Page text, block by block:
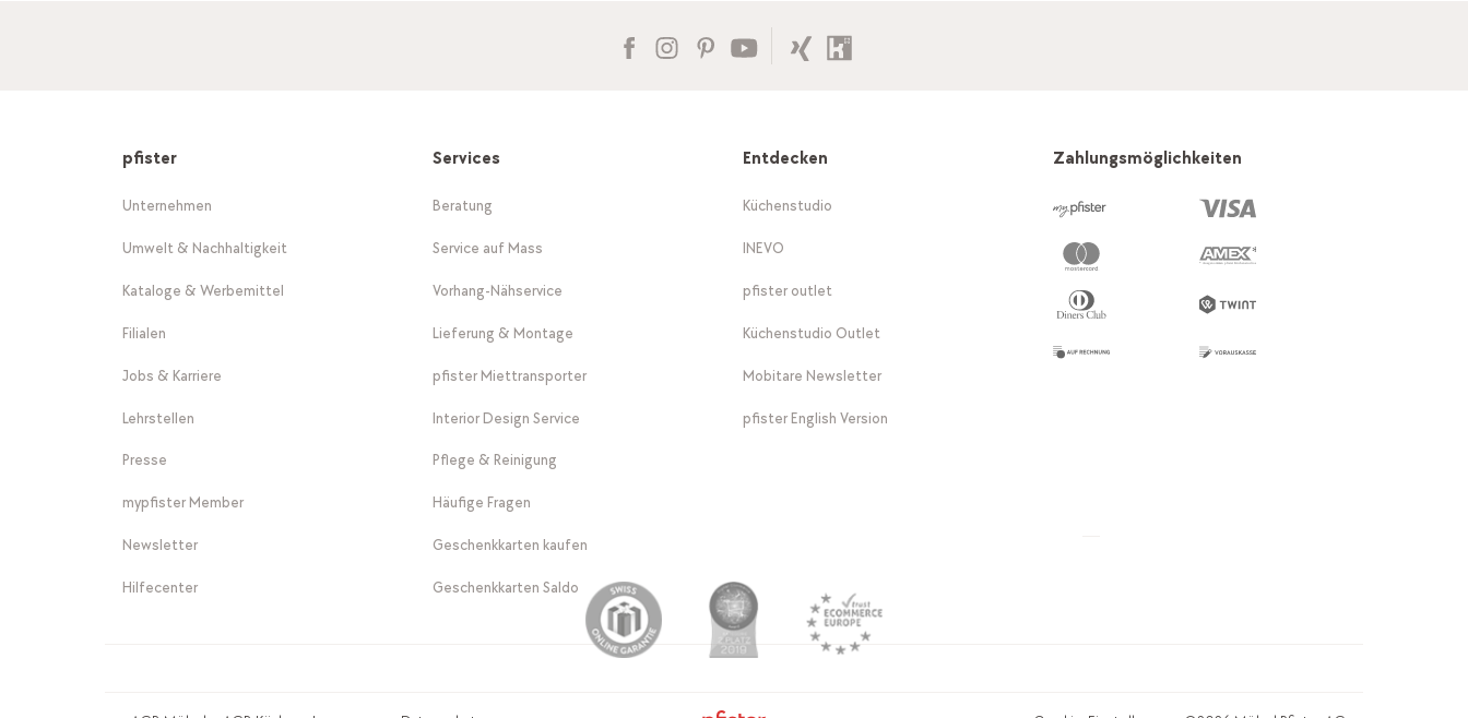
pfister
Unternehmen
Umwelt & Nachhaltigkeit
Kataloge & Werbemittel
Filialen
Jobs & Karriere
Lehrstellen
Presse
mypfister Member
Newsletter
Hilfecenter
Services
Beratung
Service auf Mass
Vorhang-Nähservice
Lieferung & Montage
pfister Miettransporter
Interior Design Service
Pflege & Reinigung
Häufige Fragen
Geschenkkarten kaufen
Geschenkkarten Saldo
Entdecken
Küchenstudio
INEVO
pfister outlet
Küchenstudio Outlet
Mobitare Newsletter
pfister English Version
Zahlungsmöglichkeiten